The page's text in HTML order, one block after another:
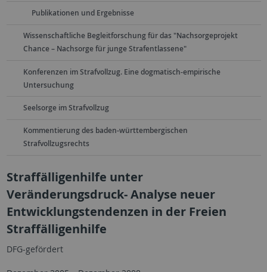
Publikationen und Ergebnisse
Wissenschaftliche Begleitforschung für das "Nachsorgeprojekt
Chance – Nachsorge für junge Strafentlassene"
Konferenzen im Strafvollzug. Eine dogmatisch-empirische
Untersuchung
Seelsorge im Strafvollzug
Kommentierung des baden-württembergischen
Strafvollzugsrechts
Straffälligenhilfe unter
Veränderungsdruck- Analyse neuer
Entwicklungstendenzen in der Freien
Straffälligenhilfe
DFG-gefördert